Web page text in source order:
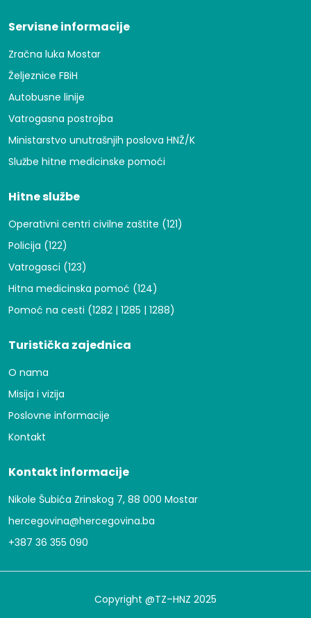
Servisne informacije
Zračna luka Mostar
Željeznice FBiH
Autobusne linije
Vatrogasna postrojba
Ministarstvo unutrašnjih poslova HNŽ/K
Službe hitne medicinske pomoći
Hitne službe
Operativni centri civilne zaštite (121)
Policija (122)
Vatrogasci (123)
Hitna medicinska pomoć (124)
Pomoć na cesti (1282 | 1285 | 1288)
Turistička zajednica
O nama
Misija i vizija
Poslovne informacije
Kontakt
Kontakt informacije
Nikole Šubića Zrinskog 7, 88 000 Mostar
hercegovina@hercegovina.ba
+387 36 355 090
Copyright @TZ–HNZ 2025